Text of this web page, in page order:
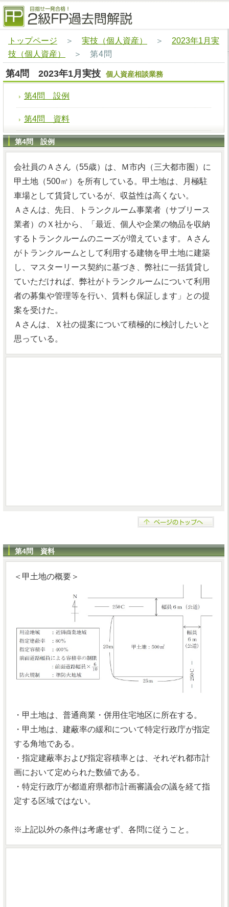
トップページ ＞ 実技（個人資産） ＞ 2023年1月実
技（個人資産）
＞ 第4問
第4問 2023年1月実技 個人資産相談業務
第4問 設例
第4問 資料
第4問 設例
会社員のＡさん（55歳）は、Ｍ市内（三大都市圏）に
甲土地（500㎡）を所有している。甲土地は、月極駐
車場として賃貸しているが、収益性は高くない。
Ａさんは、先日、トランクルーム事業者（サブリース
業者）のＸ社から、「最近、個人や企業の物品を収納
するトランクルームのニーズが増えています。Ａさん
がトランクルームとして利用する建物を甲土地に建築
し、マスターリース契約に基づき、弊社に一括賃貸し
ていただければ、弊社がトランクルームについて利用
者の募集や管理等を行い、賃料も保証します」との提
案を受けた。
Ａさんは、Ｘ社の提案について積極的に検討したいと
思っている。
第4問 資料
＜甲土地の概要＞
・甲土地は、普通商業・併用住宅地区に所在する。
・甲土地は、建蔽率の緩和について特定行政庁が指定
する角地である。
・指定建蔽率および指定容積率とは、それぞれ都市計
画において定められた数値である。
・特定行政庁が都道府県都市計画審議会の議を経て指
定する区域ではない。
※上記以外の条件は考慮せず、各問に従うこと。